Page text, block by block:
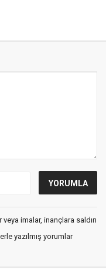
imalar, inançlara saldırı
yazılmış yorumlar